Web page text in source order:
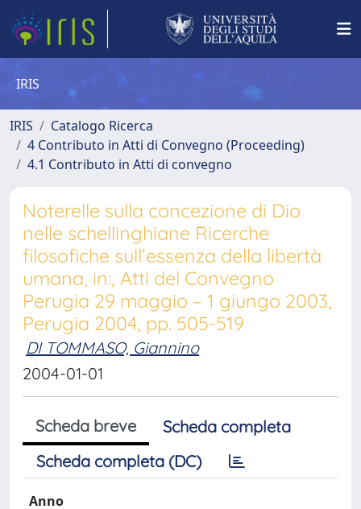
IRIS
IRIS
Catalogo Ricerca
4 Contributo in Atti di Convegno (Proceeding)
4.1 Contributo in Atti di convegno
Noterelle sulla concezione di Dio
nelle schellinghiane Ricerche
filosofiche sull’essenza della libertà
umana, in:, Atti del Convegno
Perugia 29 maggio – 1 giungo 2003,
Perugia 2004, pp. 505-519
DI TOMMASO, Giannino
2004-01-01
Scheda breve
Scheda completa
Scheda completa (DC)
Anno